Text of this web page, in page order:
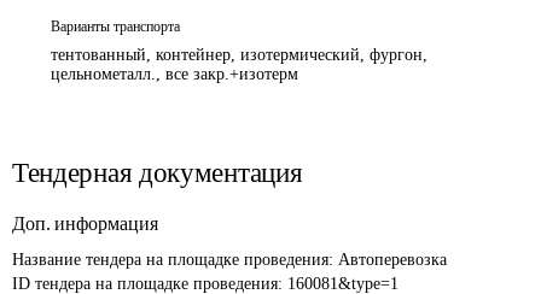
Варианты транспорта
тентованный, контейнер, изотермический, фургон,
цельнометалл., все закр.+изотерм
Тендерная документация
Доп. информация
Название тендера на площадке проведения: Автоперевозка
ID тендера на площадке проведения: 160081&type=1